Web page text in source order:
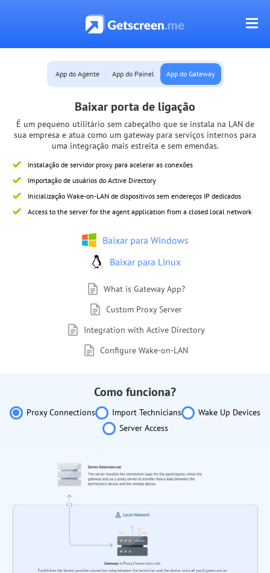
App do Agente App do Painel App do Gateway
Baixar porta de ligação
É um pequeno utilitário sem cabeçalho que se instala na LAN de
sua empresa e atua como um gateway para serviços internos para
uma integração mais estreita e sem emendas.
Instalação de servidor proxy para acelerar as conexões
Importação de usuários do Active Directory
Inicialização Wake-on-LAN de dispositivos sem endereços IP dedicados
Access to the server for the agent application from a closed local network
Baixar para Windows
Baixar para Linux
What is Gateway App?
Custom Proxy Server
Integration with Active Directory
Configure Wake-on-LAN
Como funciona?
Proxy Connections Import Technicians
Wake Up Devices
Server Access